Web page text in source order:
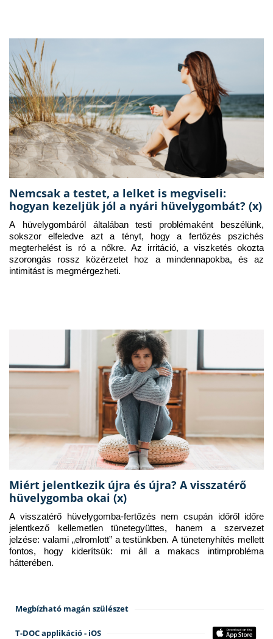
Nemcsak a testet, a lelket is megviseli:
hogyan kezeljük jól a nyári hüvelygombát? (x)
A hüvelygombáról általában testi problémaként beszélünk,
sokszor elfeledve azt a tényt, hogy a fertőzés pszichés
megterhelést is ró a nőkre. Az irritáció, a viszketés okozta
szorongás rossz közérzetet hoz a mindennapokba, és az
intimitást is megmérgezheti.
Miért jelentkezik újra és újra? A visszatérő
hüvelygomba okai (x)
A visszatérő hüvelygomba-fertőzés nem csupán időről időre
jelentkező kellemetlen tünetegyüttes, hanem a szervezet
jelzése: valami „elromlott” a testünkben. A tünetenyhítés mellett
fontos, hogy kiderítsük: mi áll a makacs intimprobléma
hátterében.
Megbízható magán szülészet
T-DOC applikáció - iOS